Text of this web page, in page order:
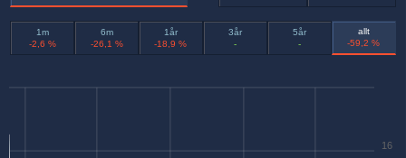
1m
-2,6 %
6m
-26,1 %
1år
-18,9 %
3år
-
5år
-
allt
-59,2 %
16